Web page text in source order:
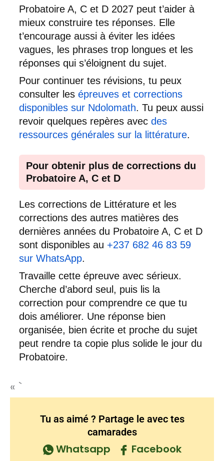
Probatoire A, C et D 2027 peut t’aider à
mieux construire tes réponses. Elle
t’encourage aussi à éviter les idées
vagues, les phrases trop longues et les
réponses qui s’éloignent du sujet.
Pour continuer tes révisions, tu peux
consulter les épreuves et corrections
disponibles sur Ndolomath. Tu peux aussi
revoir quelques repères avec des
ressources générales sur la littérature.
Pour obtenir plus de corrections du
Probatoire A, C et D
Les corrections de Littérature et les
corrections des autres matières des
dernières années du Probatoire A, C et D
sont disponibles au +237 682 46 83 59
sur WhatsApp.
Travaille cette épreuve avec sérieux.
Cherche d’abord seul, puis lis la
correction pour comprendre ce que tu
dois améliorer. Une réponse bien
organisée, bien écrite et proche du sujet
peut rendre ta copie plus solide le jour du
Probatoire.
« `
Tu as aimé ? Partage le avec tes
camarades
Whatsapp Facebook